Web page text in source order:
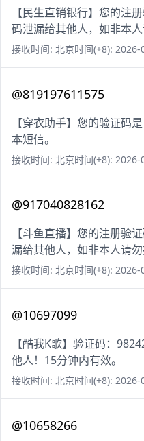
【民生直销银行】您的注
码泄漏给其他人，如非本人
接收时间: 北京时间(+8):
@819197611575
【穿衣助手】您的验证码
本短信。
接收时间: 北京时间(+8):
@917040828162
【斗鱼直播】您的注册验
漏给其他人，如非本人请勿
接收时间: 北京时间(+8):
@10697099
【酷我K歌】验证码：
他人！15分钟内有效。
接收时间: 北京时间(+8):
@10658266